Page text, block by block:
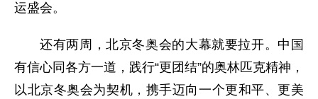
运盛会。
还有两周，北京冬奥会的大幕就要拉开。中国
有信心同各方一道，践行“更团结”的奥林匹克精神，
以北京冬奥会为契机，携手迈向一个更和平、更美